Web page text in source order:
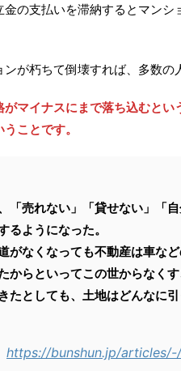
の支払いを滞納するとマン
が朽ちて倒壊すれば、多数の
がマイナスにまで落ち込むと
ことです。
「売れない」「貸せない」「
るようになった。
がなくなっても不動産は車な
からといってこの世からなくす
たとしても、土地はどんなに
https://bunshun.jp/articles/-/